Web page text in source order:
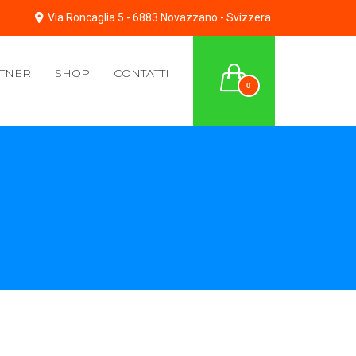
Via Roncaglia 5 - 6883 Novazzano - Svizzera
0
SHOP CONTATTI